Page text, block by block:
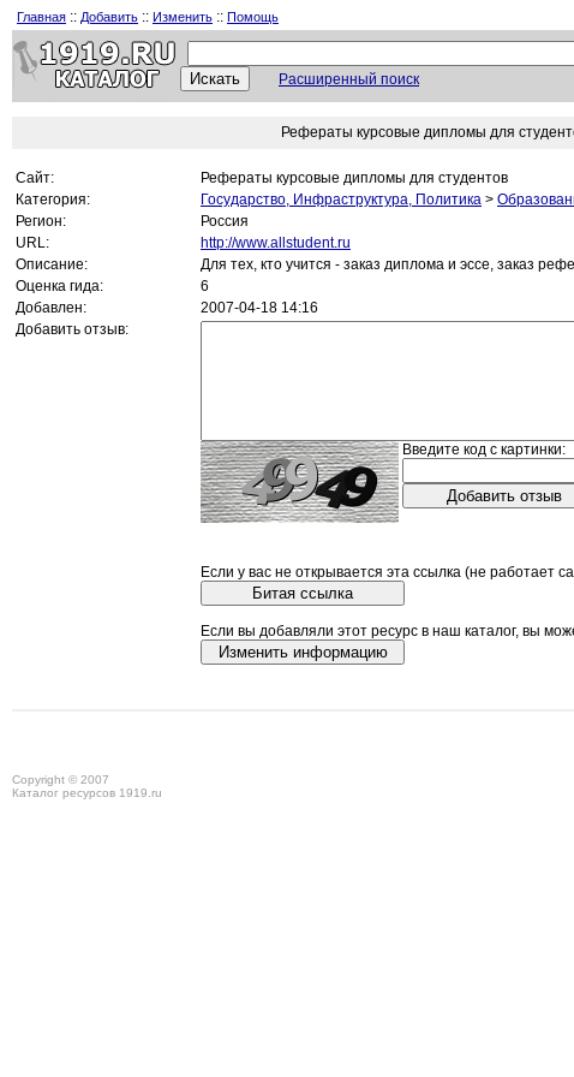
Главная :: Добавить :: Изменить :: Помощь
Расширенный поиск
Рефераты курсовые дипломы для
Сайт:
Рефераты курсовые дипломы для студентов
Категория:
Государство, Инфраструктура, Политика >
Регион:
Россия
URL:
http://www.allstudent.ru
Описание:
Для тех, кто учится - заказ диплома и эссе, заказ
Оценка гида:
6
Добавлен:
2007-04-18 14:16
Добавить отзыв:
Введите код с картинки:
Если у вас не открывается эта ссылка (не работает
Если вы добавляли этот ресурс в наш каталог, вы
Copyright © 2007
Каталог ресурсов 1919.ru